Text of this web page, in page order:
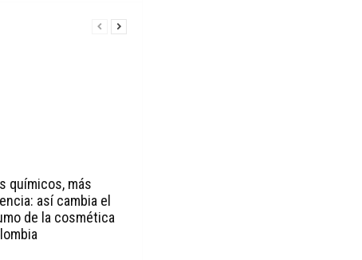
químicos, más
así cambia el
de la cosmética